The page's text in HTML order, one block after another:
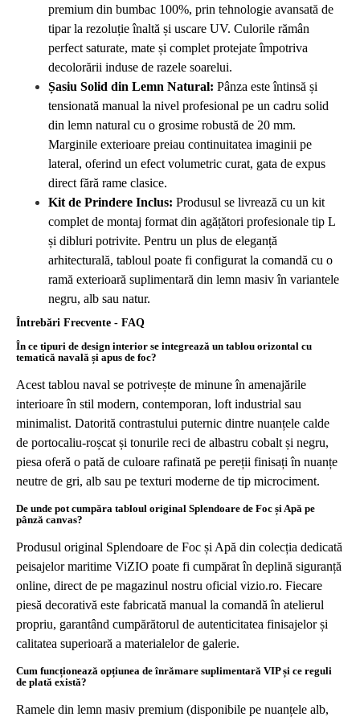
premium din bumbac 100%, prin tehnologie avansată de
tipar la rezoluție înaltă și uscare UV. Culorile rămân
perfect saturate, mate și complet protejate împotriva
decolorării induse de razele soarelui.
Șasiu Solid din Lemn Natural: Pânza este întinsă și
tensionată manual la nivel profesional pe un cadru solid
din lemn natural cu o grosime robustă de 20 mm.
Marginile exterioare preiau continuitatea imaginii pe
lateral, oferind un efect volumetric curat, gata de expus
direct fără rame clasice.
Kit de Prindere Inclus: Produsul se livrează cu un kit
complet de montaj format din agățători profesionale tip L
și dibluri potrivite. Pentru un plus de eleganță
arhitecturală, tabloul poate fi configurat la comandă cu o
ramă exterioară suplimentară din lemn masiv în variantele
negru, alb sau natur.
Întrebări Frecvente - FAQ
În ce tipuri de design interior se integrează un tablou orizontal cu
tematică navală și apus de foc?
Acest tablou naval se potrivește de minune în amenajările
interioare în stil modern, contemporan, loft industrial sau
minimalist. Datorită contrastului puternic dintre nuanțele calde
de portocaliu-roșcat și tonurile reci de albastru cobalt și negru,
piesa oferă o pată de culoare rafinată pe pereții finisați în nuanțe
neutre de gri, alb sau pe texturi moderne de tip microciment.
De unde pot cumpăra tabloul original Splendoare de Foc și Apă pe
pânză canvas?
Produsul original Splendoare de Foc și Apă din colecția dedicată
peisajelor maritime ViZIO poate fi cumpărat în deplină siguranță
online, direct de pe magazinul nostru oficial vizio.ro. Fiecare
piesă decorativă este fabricată manual la comandă în atelierul
propriu, garantând cumpărătorul de autenticitatea finisajelor și
calitatea superioară a materialelor de galerie.
Cum funcționează opțiunea de înrămare suplimentară VIP și ce reguli
de plată există?
Ramele din lemn masiv premium (disponibile pe nuanțele alb,